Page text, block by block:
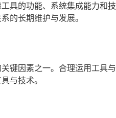
具的功能、系统集成能力和
的长期维护与发展。
键因素之一。合理运用工具
与技术。